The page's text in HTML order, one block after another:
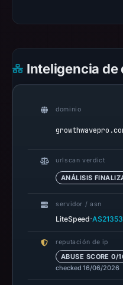
at
or
do
Inc.,
IP
Inteligencia de
dominio
urlscan verdict
ANÁLISIS
servidor / asn
LiteSpeed·
reputación de ip
ABUSE SCORE 0/
checked 16/06/2026